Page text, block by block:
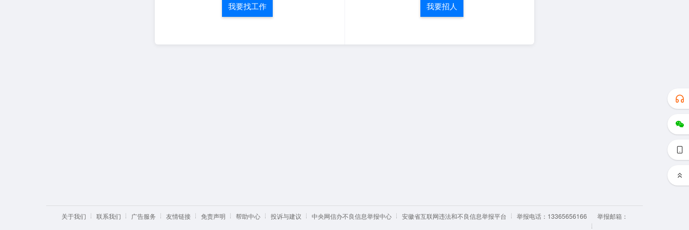
我要找工作 我要招人
关于我们 联系我们 广告服务 友情链接 免责声明 帮助中心 投诉与建议 中央网信办不良信息举报中心 安徽省互联网违法和不良信息举报平台 举报电话：13365656166 举报邮箱：